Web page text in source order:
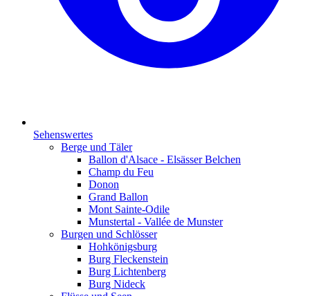
Sehenswertes
Berge und Täler
Ballon d'Alsace - Elsässer Belchen
Champ du Feu
Donon
Grand Ballon
Mont Sainte-Odile
Munstertal - Vallée de Munster
Burgen und Schlösser
Hohkönigsburg
Burg Fleckenstein
Burg Lichtenberg
Burg Nideck